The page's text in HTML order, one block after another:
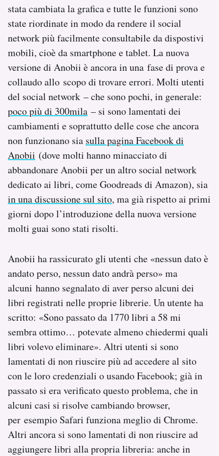
AREA PERSONALE
Area Personale
Newsletter
Notifiche mobile
Esci
stata cambiata la grafica e tutte le funzioni sono
state riordinate in modo da rendere il social
network più facilmente consultabile da dispostivi
mobili, cioè da smartphone e tablet. La nuova
versione di Anobii è ancora in una fase di prova e
collaudo allo scopo di trovare errori. Molti utenti
del social network – che sono pochi, in generale:
poco più di 300mila – si sono lamentati dei
cambiamenti e soprattutto delle cose che ancora
non funzionano sia sulla pagina Facebook di
Anobii (dove molti hanno minacciato di
abbandonare Anobii per un altro social network
dedicato ai libri, come Goodreads di Amazon), sia
in una discussione sul sito, ma già rispetto ai primi
giorni dopo l’introduzione della nuova versione
molti guai sono stati risolti.
Anobii ha rassicurato gli utenti che «nessun dato è
andato perso, nessun dato andrà perso» ma
alcuni hanno segnalato di aver perso alcuni dei
libri registrati nelle proprie librerie. Un utente ha
scritto: «Sono passato da 1770 libri a 58 mi
sembra ottimo… potevate almeno chiedermi quali
libri volevo eliminare». Altri utenti si sono
lamentati di non riuscire più ad accedere al sito
con le loro credenziali o usando Facebook; già in
passato si era verificato questo problema, che in
alcuni casi si risolve cambiando browser,
per esempio Safari funziona meglio di Chrome.
Altri ancora si sono lamentati di non riuscire ad
aggiungere libri alla propria libreria: anche in